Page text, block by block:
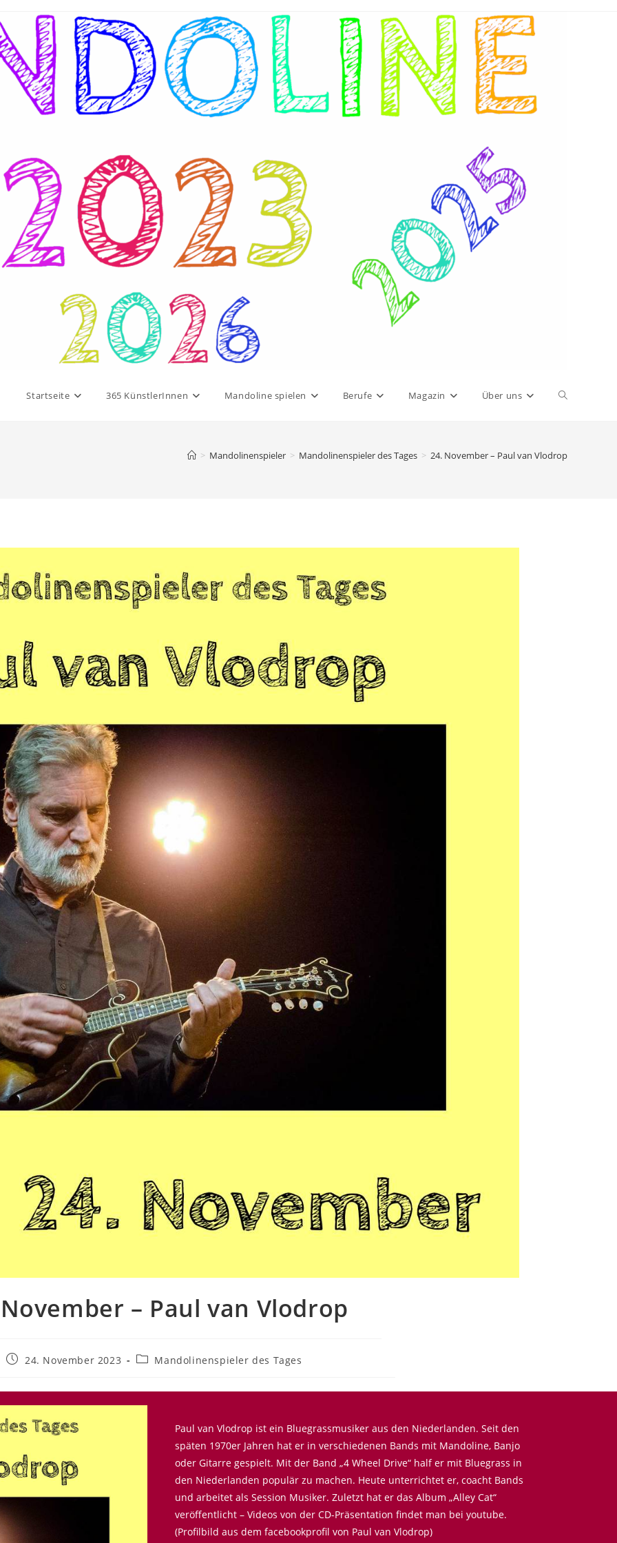
Startseite 365 KünstlerInnen Mandoline spielen Berufe Magazin Über uns
> Mandolinenspieler > Mandolinenspieler des Tages > 24. November – Paul van Vlodrop
– Paul van Vlodrop
24. November 2023 Mandolinenspieler des Tages
Paul van Vlodrop ist ein Bluegrassmusiker aus den Niederlanden. Seit den
späten 1970er Jahren hat er in verschiedenen Bands mit Mandoline, Banjo
oder Gitarre gespielt. Mit der Band „4 Wheel Drive“ half er mit Bluegrass in
den Niederlanden populär zu machen. Heute unterrichtet er, coacht Bands
und arbeitet als Session Musiker. Zuletzt hat er das Album „Alley Cat“
veröffentlicht – Videos von der CD-Präsentation findet man bei youtube.
(Profilbild aus dem facebookprofil von Paul van Vlodrop)